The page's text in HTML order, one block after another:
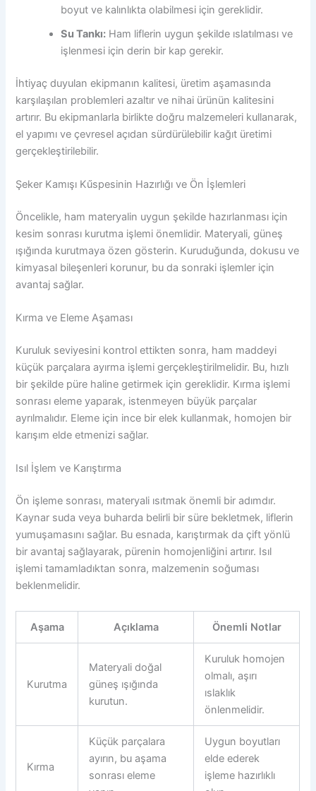
boyut ve kalınlıkta olabilmesi için gereklidir.
Su Tankı: Ham liflerin uygun şekilde ıslatılması ve
işlenmesi için derin bir kap gerekir.
İhtiyaç duyulan ekipmanın kalitesi, üretim aşamasında
karşılaşılan problemleri azaltır ve nihai ürünün kalitesini
artırır. Bu ekipmanlarla birlikte doğru malzemeleri kullanarak,
el yapımı ve çevresel açıdan sürdürülebilir kağıt üretimi
gerçekleştirilebilir.
Şeker Kamışı Kűspesinin Hazırlığı ve Ön İşlemleri
Öncelikle, ham materyalin uygun şekilde hazırlanması için
kesim sonrası kurutma işlemi önemlidir. Materyali, güneş
ışığında kurutmaya özen gösterin. Kuruduğunda, dokusu ve
kimyasal bileşenleri korunur, bu da sonraki işlemler için
avantaj sağlar.
Kırma ve Eleme Aşaması
Kuruluk seviyesini kontrol ettikten sonra, ham maddeyi
küçük parçalara ayırma işlemi gerçekleştirilmelidir. Bu, hızlı
bir şekilde püre haline getirmek için gereklidir. Kırma işlemi
sonrası eleme yaparak, istenmeyen büyük parçalar
ayrılmalıdır. Eleme için ince bir elek kullanmak, homojen bir
karışım elde etmenizi sağlar.
Isıl İşlem ve Karıştırma
Ön işleme sonrası, materyali ısıtmak önemli bir adımdır.
Kaynar suda veya buharda belirli bir süre bekletmek, liflerin
yumuşamasını sağlar. Bu esnada, karıştırmak da çift yönlü
bir avantaj sağlayarak, pürenin homojenliğini artırır. Isıl
işlemi tamamladıktan sonra, malzemenin soğuması
beklenmelidir.
Aşama Açıklama Önemli Notlar
Kurutma
Materyali doğal
güneş ışığında
kurutun.
Kuruluk homojen
olmalı, aşırı
ıslaklık
önlenmelidir.
Kırma
Küçük parçalara
ayırın, bu aşama
sonrası eleme
Uygun boyutları
elde ederek
işleme hazırlıklı